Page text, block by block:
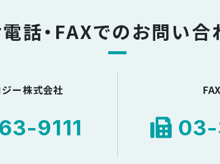
話・FAXでのお問い合
ー株式会社
9111